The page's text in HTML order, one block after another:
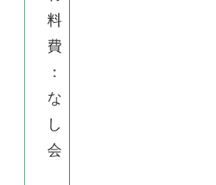
料
費
：
な
し
会